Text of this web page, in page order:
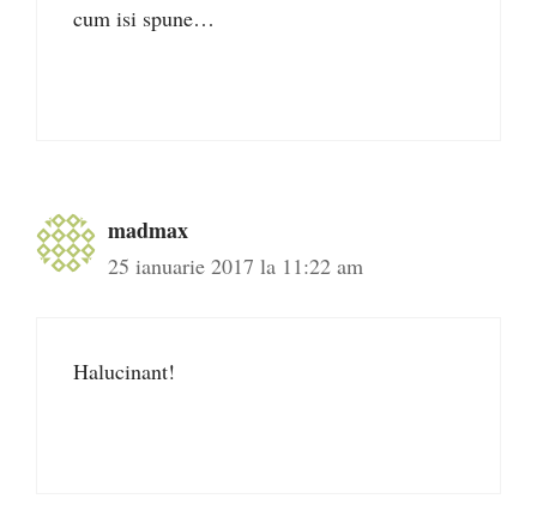
cum isi spune…
madmax
25 ianuarie 2017 la 11:22 am
Halucinant!